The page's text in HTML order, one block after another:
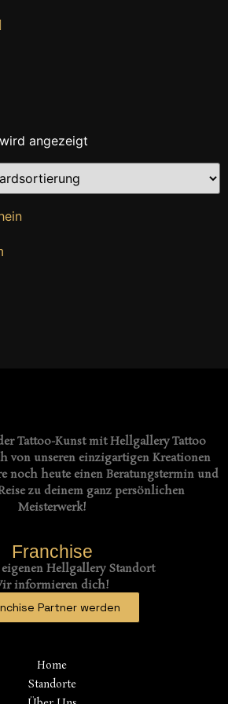
angezeigt
Tattoo-Kunst mit Hellgallery Tattoo
von unseren einzigartigen Kreationen
noch heute einen Beratungstermin und
zu deinem ganz persönlichen
Meisterwerk!
Franchise
Hellgallery Standort
informieren dich!
Partner werden
Home
Standorte